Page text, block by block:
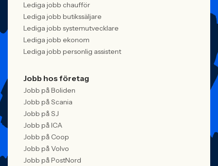
Lediga jobb chaufför
Lediga jobb butikssäljare
Lediga jobb systemutvecklare
Lediga jobb ekonom
Lediga jobb personlig assistent
Jobb hos företag
Jobb på Boliden
Jobb på Scania
Jobb på SJ
Jobb på ICA
Jobb på Coop
Jobb på Volvo
Jobb på PostNord